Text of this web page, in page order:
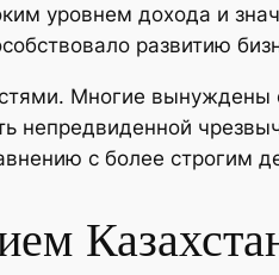
уровнем дохода и
развитию
Многие вынуждены
непредвиденной
с более строгим